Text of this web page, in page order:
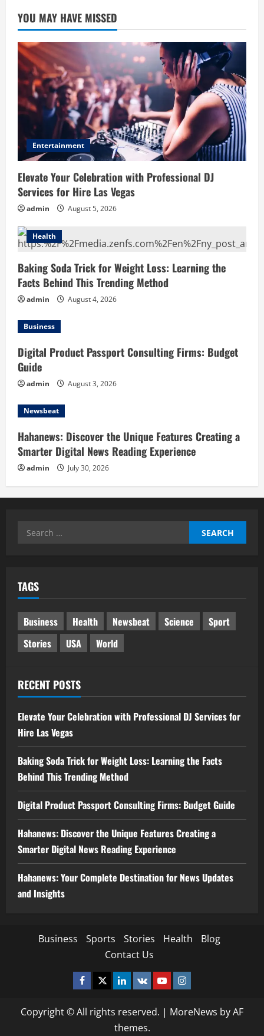
YOU MAY HAVE MISSED
Entertainment
Elevate Your Celebration with Professional DJ
Services for Hire Las Vegas
admin August 5, 2026
Health
Baking Soda Trick for Weight Loss: Learning the
Facts Behind This Trending Method
admin August 4, 2026
Business
Digital Product Passport Consulting Firms: Budget
Guide
admin August 3, 2026
Newsbeat
Hahanews: Discover the Unique Features Creating a
Smarter Digital News Reading Experience
admin July 30, 2026
Search
TAGS
Business Health Newsbeat Science
Sport
Stories
USA World
RECENT POSTS
Elevate Your Celebration with Professional DJ Services for
Hire Las Vegas
Baking Soda Trick for Weight Loss: Learning the Facts
Behind This Trending Method
Digital Product Passport Consulting Firms: Budget Guide
Hahanews: Discover the Unique Features Creating a
Smarter Digital News Reading Experience
Hahanews: Your Complete Destination for News Updates
and Insights
Business Sports Stories Health
Blog
Contact Us
Facebook
TwitterLinkedin
VK YoutubeInstagram
Copyright © All rights reserved. | MoreNews by AF
themes.